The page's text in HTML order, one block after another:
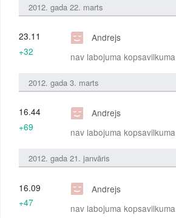
2012. gada 22. marts
Andrejs
nav labojuma kopsavilkuma
23.11
+32
2012. gada 3. marts
Andrejs
nav labojuma kopsavilkuma
16.44
+69
2012. gada 21. janvāris
Andrejs
nav labojuma kopsavilkuma
16.09
+47